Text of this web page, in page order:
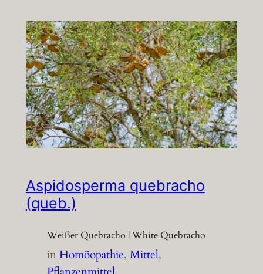
Aspidosperma quebracho
(queb.)
Weißer Quebracho | White Quebracho
inHomöopathie, Mittel